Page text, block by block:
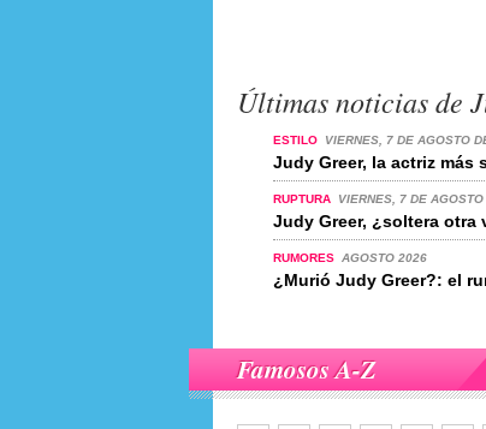
Últimas noticias de
ESTILO VIERNES, 7 DE AGOSTO
Judy Greer, la actriz más
RUPTURA VIERNES, 7 DE
Judy Greer, ¿soltera otra
RUMORES AGOSTO 2026
¿Murió Judy Greer?: el
Famosos A-Z